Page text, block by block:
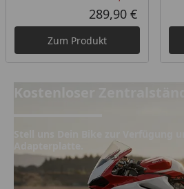
Rabatt in
Aktueller
289,90 €
Zum Produkt
Kostenloser Zentralständer?
Kostenloser